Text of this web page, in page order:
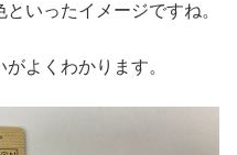
いったイメージですね。
よくわかります。